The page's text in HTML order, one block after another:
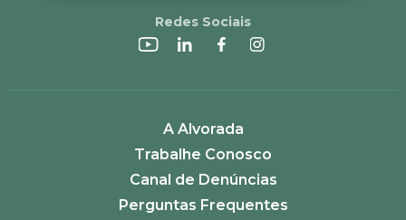
Redes Sociais
A Alvorada
Trabalhe Conosco
Canal de Denúncias
Perguntas Frequentes